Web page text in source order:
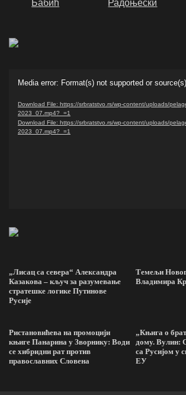
Media error: Format(s) not supported or
Download File: https://srbratstvo.rs/wp-content/uploads/
2023_07.mp4?_=1
Download File: https://srbratstvo.rs/wp-content/uploads/
2023_07.mp4?_=1
„Лисац са севера“ Александра
Казакова – кључ за разумевање
стратешке логике Путинове
Русије
Темељи
Владимира
Ристановићева на промоцији
књиге Панарина у Зворнику: Води
се хибридни рат против
православних Словена
„Књига о
дому. Вулин:
са Русијом у
ЕУ